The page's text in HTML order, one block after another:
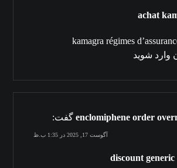
achat
kamagra régimes
وارد شوید
enclomiphene order گفت:
آگوست 17, 2025 در 1:35 ب.ظ
discount generic